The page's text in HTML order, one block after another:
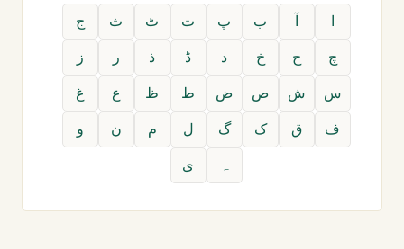
ا آ ب پ ت ٹ ث
ج
چ
ح خ د ڈ ذ ر
ز
س
ش ص ض ط ظ ع
غ
ف
ق ک گ ل م ن
و
ہ
ی